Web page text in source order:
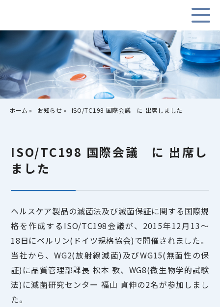
ホーム お知らせ ISO/TC198 国際会議 に 出席しました
ISO/TC198 国際会議 に 出席し
ました
ヘルスケア製品の滅菌法及び滅菌保証に関する国際規
格を作成するISO/TC198会議が、2015年12月13～
18日にベルリン(ドイツ規格協会)で開催されました。
当社から、WG2(放射線滅菌)及びWG15(無菌性の保
証)に品質管理部課長 松本 敦、WG8(微生物学的試験
法)に滅菌研究センター 福山 貞伸の2名が参加しまし
た。